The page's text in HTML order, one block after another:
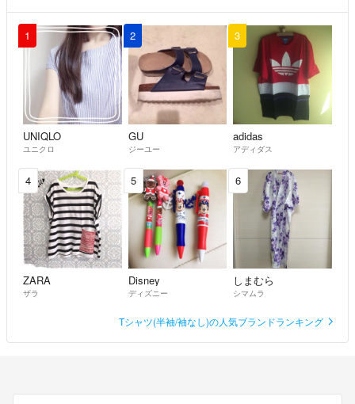
1
UNIQLO
ユニクロ
2
GU
ジーユー
3
adidas
アディダス
4
ZARA
ザラ
5
Disney
ディズニー
6
しまむら
シマムラ
Tシャツ(半袖/袖なし)の人気ブランドランキング